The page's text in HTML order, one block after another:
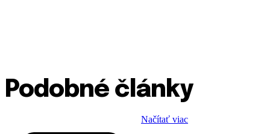
Podobné články
Načítať viac